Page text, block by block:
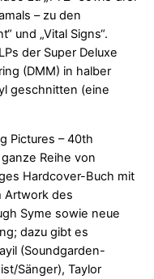
– zu den
und „Vital Signs“.
der Super Deluxe
(DMM) in halber
geschnitten (eine
Pictures – 40th
Reihe von
Hardcover-Buch mit
Artwork des
Syme sowie neue
dazu gibt es
(Soundgarden-
Sänger), Taylor